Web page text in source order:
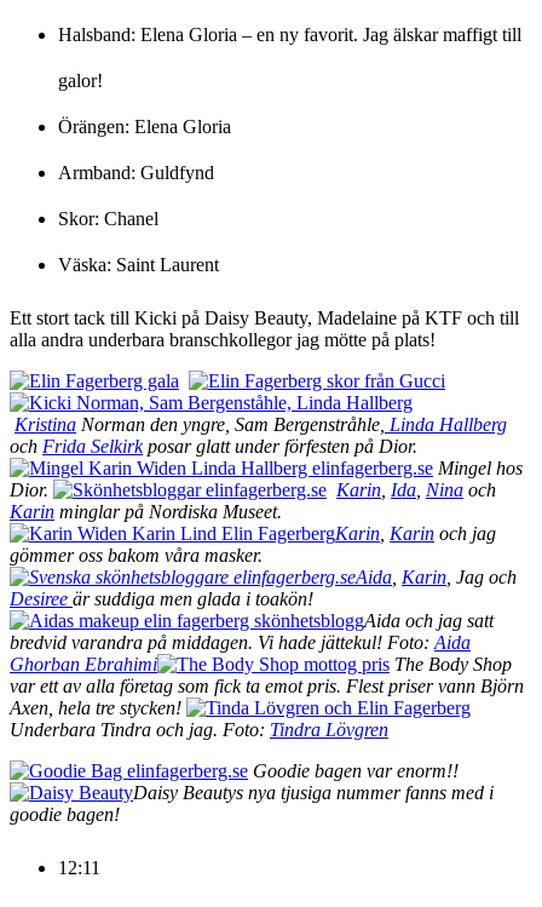
Halsband: Elena Gloria – en ny favorit. Jag älskar maffigt till
galor!
Örängen: Elena Gloria
Armband: Guldfynd
Skor: Chanel
Väska: Saint Laurent
Ett stort tack till Kicki på Daisy Beauty, Madelaine på KTF och till
alla andra underbara branschkollegor jag mötte på plats!
Kristina Norman den yngre, Sam Bergenstråhle, Linda Hallberg
och Frida Selkirkposar glatt under förfesten på Dior.
Mingel hos
Dior.
Karin Ida Nina och
Karin minglar på Nordiska Museet.
Karin Karin och jag
gömmer oss bakom våra masker.
Aida Karin , Jag och
Desiree är suddiga men glada i toakön!
Aida och jag satt
bredvid varandra på middagen. Vi hade jättekul! Foto: Aida
Ghorban Ebrahimi
The Body Shop
var ett av alla företag som fick ta emot pris. Flest priser vann Björn
Axen, hela tre stycken!
Underbara Tindra och jag. Foto: Tindra Lövgren
Goodie bagen var enorm!!
Daisy Beautys nya tjusiga nummer fanns med i
goodie bagen!
12:11